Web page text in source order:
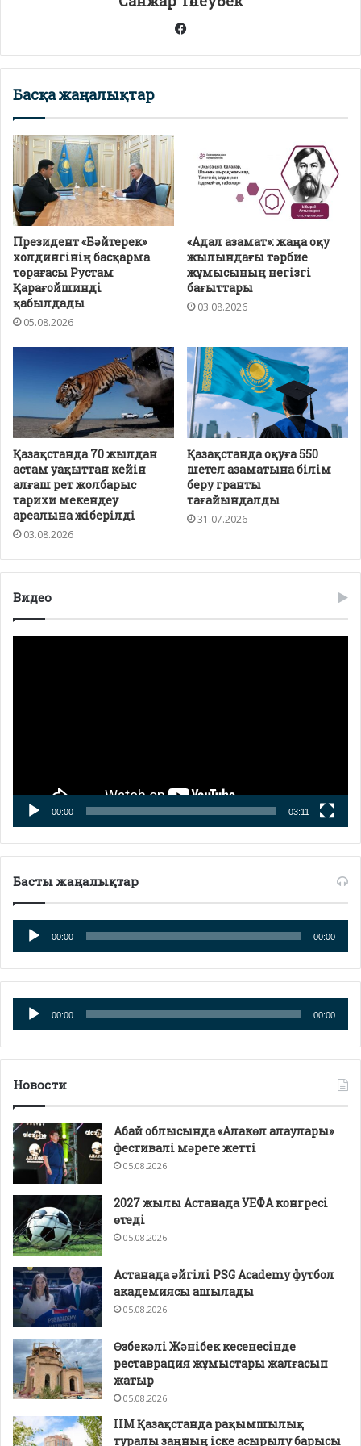
Facebook
Басқа жаңалықтар
Президент «Бәйтерек»
холдингінің басқарма
төрағасы Рустам
Қарағойшинді
қабылдады
05.08.2026
«Адал азамат»: жаңа оқу
жылындағы тәрбие
жұмысының негізгі
бағыттары
03.08.2026
Қазақстанда 70 жылдан
астам уақыттан кейін
алғаш рет жолбарыс
тарихи мекендеу
ареалына жіберілді
03.08.2026
Қазақстанда оқуға 550
шетел азаматына білім
беру гранты
тағайындалды
31.07.2026
Видео
00:00 03:11
Басты жаңалықтар
Аудио
плейер
00:00 00:00
Аудио
плейер
00:00 00:00
Новости
Абай облысында «Алакөл алаулары»
фестивалі мәреге жетті
05.08.2026
2027 жылы Астанада УЕФА конгресі
өтеді
05.08.2026
Астанада әйгілі PSG Academy футбол
академиясы ашылады
05.08.2026
Өзбекәлі Жәнібек кесенесінде
реставрация жұмыстары жалғасып
жатыр
05.08.2026
ІІМ Қазақстанда рақымшылық
туралы заңның іске асырылу барысы